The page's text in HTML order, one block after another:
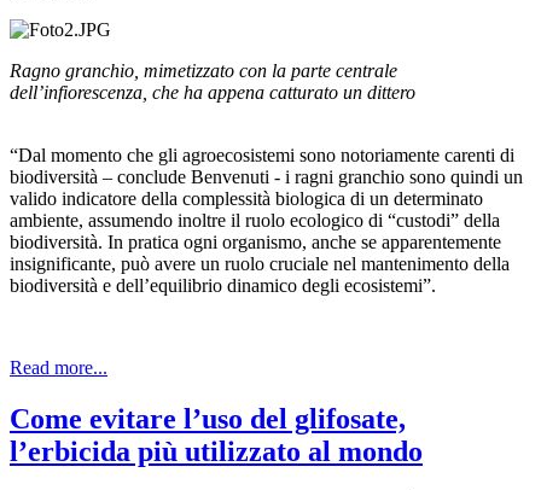
Ragno granchio, mimetizzato con la parte centrale
dell’infiorescenza, che ha appena catturato un dittero
“Dal momento che gli agroecosistemi sono notoriamente carenti di
biodiversità – conclude Benvenuti - i ragni granchio sono quindi un
valido indicatore della complessità biologica di un determinato
ambiente, assumendo inoltre il ruolo ecologico di “custodi” della
biodiversità. In pratica ogni organismo, anche se apparentemente
insignificante, può avere un ruolo cruciale nel mantenimento della
biodiversità e dell’equilibrio dinamico degli ecosistemi”.
Read more...
Come evitare l’uso del glifosate,
l’erbicida più utilizzato al mondo